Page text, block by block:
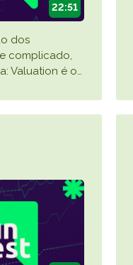
22:51
dos
complicado,
Valuation é o…